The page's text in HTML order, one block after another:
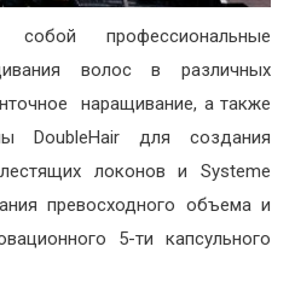
собой профессиональные
волос в различных
наращивание, а также
DoubleHair для создания
локонов и Systeme
превосходного объема и
5-ти капсульного